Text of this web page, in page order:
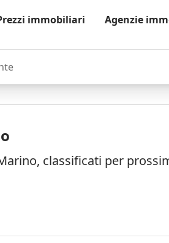
immobiliari Agenzie
classificati per